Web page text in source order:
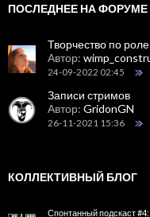
ПОСЛЕДНЕЕ НА ФОРУМЕ
Творчество по
Автор:
24-09-2022 02:45
Записи стримов
Автор: GridonGN
26-11-2021 15:36
КОЛЛЕКТИВНЫЙ БЛОГ
Спонтанный подскаст